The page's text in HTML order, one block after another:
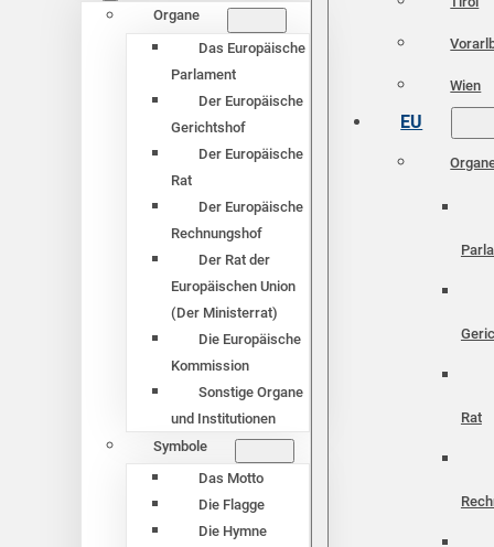
Organe
Das Europäische
Parlament
Der Europäische
Gerichtshof
Der Europäische
Rat
Der Europäische
Rechnungshof
Der Rat der
Europäischen Union
(Der Ministerrat)
Die Europäische
Kommission
Sonstige Organe
und Institutionen
Symbole
Das Motto
Die Flagge
Die Hymne
Wien
EU
Rat